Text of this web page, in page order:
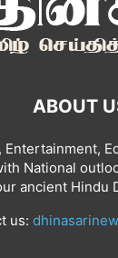
ABOUT
National
ancient Hindu
us: